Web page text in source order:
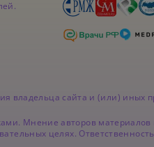
владельца сайта и (или) иных
Мнение авторов материалов
целях.